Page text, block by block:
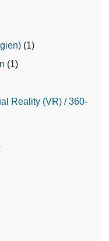
(1)
(1)
Reality (VR) / 360-